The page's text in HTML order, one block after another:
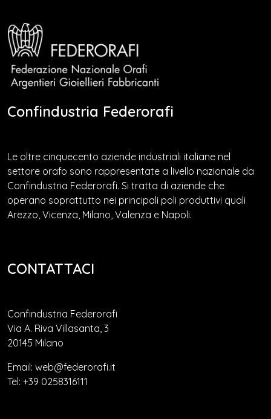
Confindustria Federorafi
Le oltre cinquecento aziende industriali italiane nel
settore orafo sono rappresentate a livello nazionale da
Confindustria Federorafi. Si tratta di aziende che
operano soprattutto nei principali poli produttivi quali
Arezzo, Vicenza, Milano, Valenza e Napoli.
CONTATTACI
Confindustria Federorafi
Via A. Riva Villasanta, 3
20145 Milano
Email: web@federorafi.it
Tel: +39 0258316111